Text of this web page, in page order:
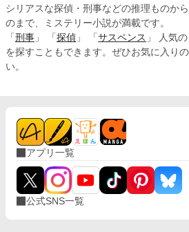
シリアスな探偵・刑事などの推理ものか
のまで、ミステリー小説が満載です。
「 刑事 」 「 探偵 」 「 サスペンス 」 人気
を探すこともできます。ぜひお気に入り
い。
アプリ一覧
公式SNS一覧